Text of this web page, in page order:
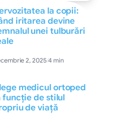
la copii:
iritarea devine
unei tulburări
2, 2025/4 min
medicul ortoped
funcție de stilul
de viață